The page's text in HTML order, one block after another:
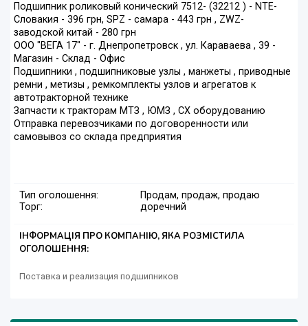
Подшипник роликовый конический 7512- (32212 ) - NTE-
Словакия - 396 грн, SPZ - самара - 443 грн , ZWZ-
заводской китай - 280 грн
ООО "ВЕГА 17" - г. Днепропетровск , ул. Караваева , 39 -
Магазин - Склад - Офис
Подшипники , подшипниковые узлы , манжеты , приводные
ремни , метизы , ремкомплекты узлов и агрегатов к
автотракторной технике
Запчасти к тракторам МТЗ , ЮМЗ , СХ оборудованию
Отправка перевозчиками по договоренности или
самовывоз со склада предприятия
Тип оголошення:
Продам, продаж, продаю
Торг:
доречний
ІНФОРМАЦІЯ ПРО КОМПАНІЮ, ЯКА РОЗМІСТИЛА
ОГОЛОШЕННЯ:
Поставка и реализация подшипников